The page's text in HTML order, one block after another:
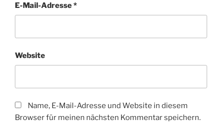
E-Mail-Adresse*
Website
Name, E-Mail-Adresse und Website in diesem
Browser für meinen nächsten Kommentar speichern.